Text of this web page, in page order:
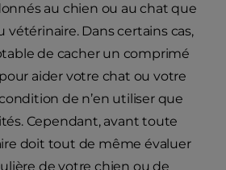
au chien ou au chat que
vétérinaire. Dans certains cas,
de cacher un comprimé
aider votre chat ou votre
condition de n’en utiliser que
Cependant, avant toute
doit tout de même évaluer
de votre chien ou de